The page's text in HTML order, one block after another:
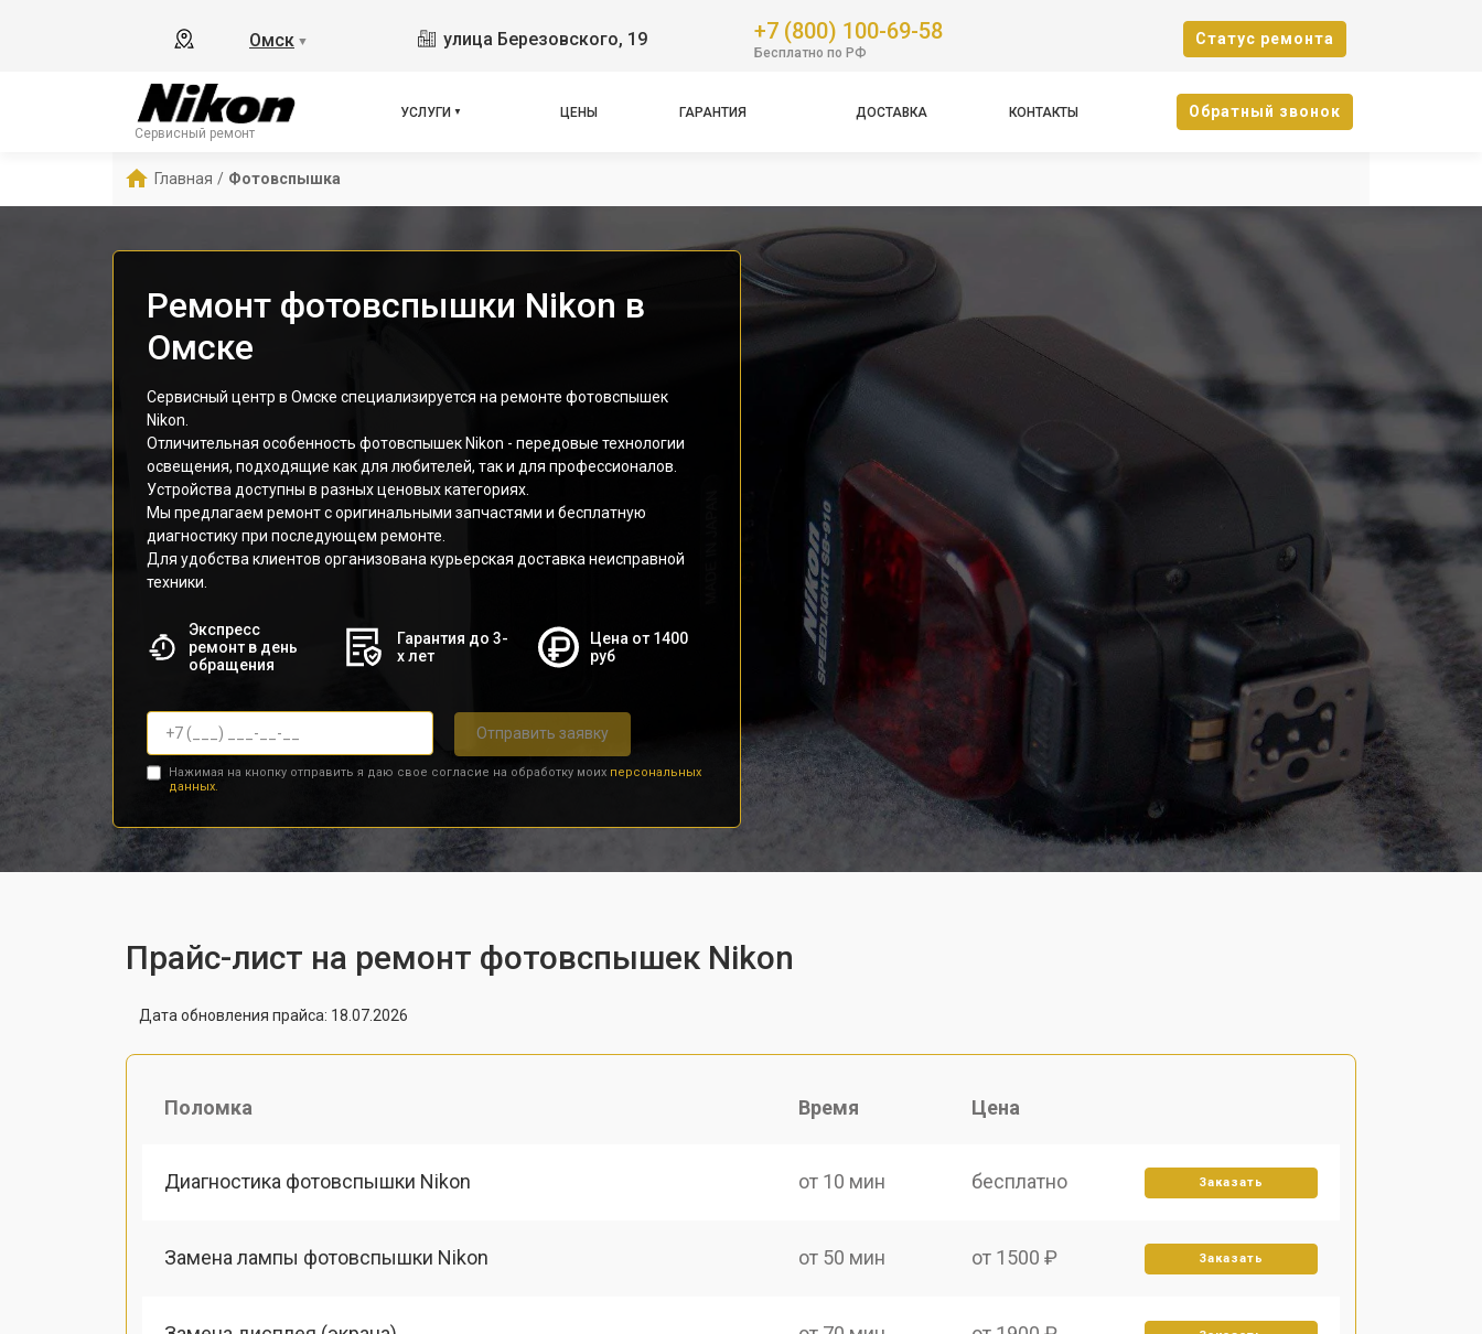
Омск ▼ улица Березовского, 19 +7 (800) 100-69-58
Бесплатно по РФ
Cтатус ремонта
Сервисный ремонт
УСЛУГИ ЦЕНЫ ГАРАНТИЯ ДОСТАВКА КОНТАКТЫ Oбратный звонок
Главная / Фотовспышка
Ремонт фотовспышки Nikon в
Омске
Сервисный центр в Омске специализируется на ремонте фотовспышек
Nikon.
Отличительная особенность фотовспышек Nikon - передовые технологии
освещения, подходящие как для любителей, так и для профессионалов.
Устройства доступны в разных ценовых категориях.
Мы предлагаем ремонт с оригинальными запчастями и бесплатную
диагностику при последующем ремонте.
Для удобства клиентов организована курьерская доставка неисправной
техники.
Экспресс
ремонт в день
обращения
Гарантия до 3-
х лет
Цена от 1400
руб
Отправить заявку
Нажимая на кнопку отправить я даю свое согласие на обработку моих персональных
данных.
Прайс-лист на ремонт фотовспышек Nikon
Дата обновления прайса: 18.07.2026
Поломка Время Цена
Диагностика фотовспышки Nikon от 10 мин бесплатно Заказать
Замена лампы фотовспышки Nikon от 50 мин от 1500 ₽ Заказать